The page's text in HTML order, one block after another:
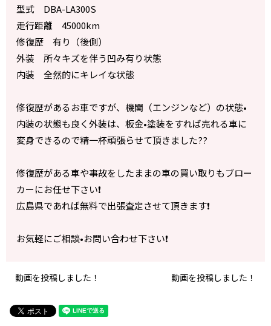
型式 DBA-LA300S
走行距離 45000km
修復歴 有り（後側）
外装 所々キズを伴う凹み有り状態
内装 全然的にキレイな状態
修復歴があるお車ですが、機関（エンジンなど）の状態•
内装の状態も良く外装は、板金•塗装をすれば売れる車に
変身できるので精一杯頑張らせて頂きました??
修復歴がある車や事故をしたままの車の買い取りもブロー
カーにお任せ下さい❗️
広島県であれば無料で出張査定させて頂きます❗️
お気軽にご相談•お問い合わせ下さい❗️
動画を投稿しました！ 動画を投稿しました！